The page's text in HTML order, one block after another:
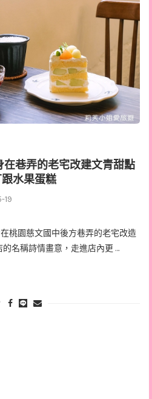
巷弄的老宅改建文青甜點
水果蛋糕
19
在桃園慈文國中後方巷弄的老宅改造
名稱詩情畫意，走進店內更 …